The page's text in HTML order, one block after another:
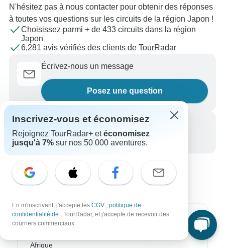
N'hésitez pas à nous contacter pour obtenir des réponses
à toutes vos questions sur les circuits de la région Japon !
Choisissez parmi + de 433 circuits dans la région
Japon
6,281 avis vérifiés des clients de TourRadar
Écrivez-nous un message
Posez une question
Appelez-nous
+33 756 796 887
Destinations les plus populaires
Afrique
Inscrivez-vous et économisez
Rejoignez TourRadar+ etéconomisez
jusqu'à 7% sur nos 50 000 aventures.
En m'inscrivant, j'accepte les CGV , politique de
confidentialité de , TourRadar, et j'accepte de recevoir des
courriers commerciaux.